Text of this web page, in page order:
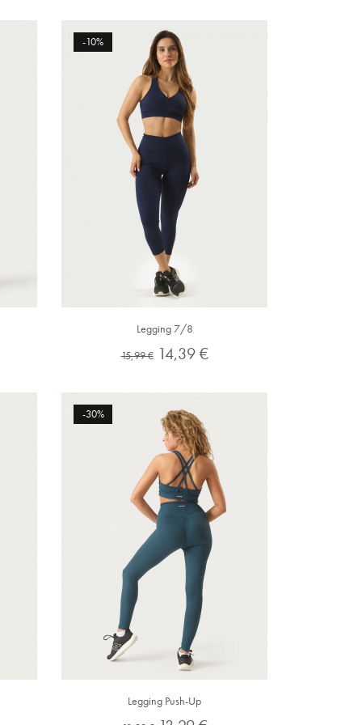
Legging 7/8
Preço
15,99 € Preço
14,39 €
-10%
Legging Push-Up
-30%